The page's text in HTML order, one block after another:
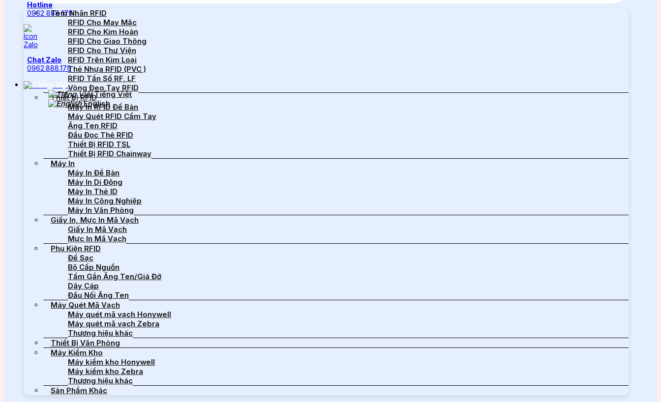
Hotline
0962 888 179
Chat Zalo
0962.888.179
Tiếng Việt
English
Tem Nhãn RFID
RFID Cho May Mặc
RFID Cho Kim Hoàn
RFID Cho Giao Thông
RFID Cho Thư Viện
RFID Trên Kim Loại
Thẻ Nhựa RFID (PVC )
RFID Tần Số RF, LF
Vòng Đeo Tay RFID
Thiết bị RFID
Máy In RFID Để Bàn
Máy Quét RFID Cầm Tay
Ăng Ten RFID
Đầu Đọc Thẻ RFID
Thiết Bị RFID TSL
Thiết Bị RFID Chainway
Máy In
Máy In Để Bàn
Máy In Di Động
Máy In Thẻ ID
Máy In Công Nghiệp
Máy In Văn Phòng
Giấy In, Mực In Mã Vạch
Giấy In Mã Vạch
Mực In Mã Vạch
Phụ Kiện RFID
Đế Sạc
Bộ Cấp Nguồn
Tấm Gắn Ăng Ten/Giá Đỡ
Dây Cáp
Đầu Nối Ăng Ten
Máy Quét Mã Vạch
Máy quét mã vạch Honywell
Máy quét mã vạch Zebra
Thương hiệu khác
Thiết Bị Văn Phòng
Máy Kiểm Kho
Máy kiểm kho Honywell
Máy kiểm kho Zebra
Thương hiệu khác
Sản Phẩm Khác